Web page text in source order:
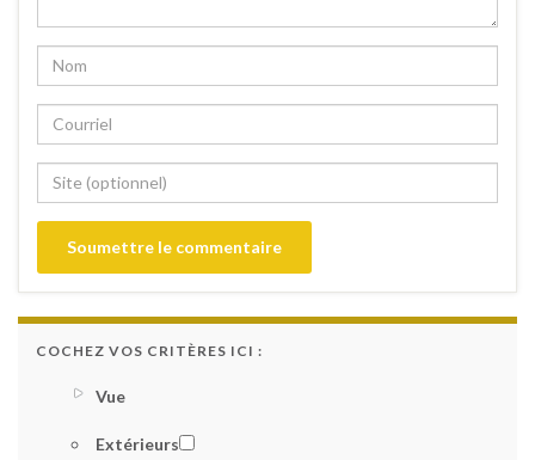
COCHEZ VOS CRITÈRES ICI :
Vue
Extérieurs